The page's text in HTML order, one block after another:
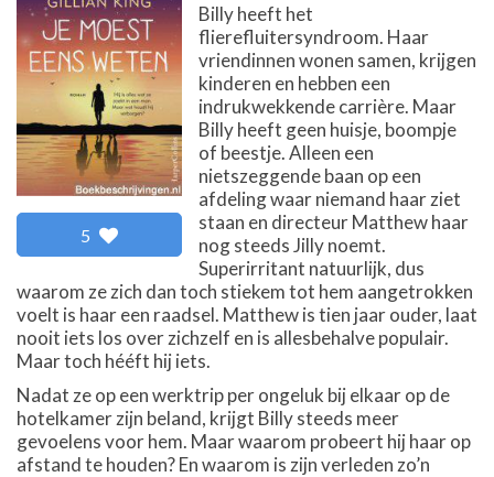
5
Billy heeft het
flierefluitersyndroom. Haar
vriendinnen wonen samen, krijgen
kinderen en hebben een
indrukwekkende carrière. Maar
Billy heeft geen huisje, boompje
of beestje. Alleen een
nietszeggende baan op een
afdeling waar niemand haar ziet
staan en directeur Matthew haar
nog steeds Jilly noemt.
Superirritant natuurlijk, dus
waarom ze zich dan toch stiekem tot hem aangetrokken
voelt is haar een raadsel. Matthew is tien jaar ouder, laat
nooit iets los over zichzelf en is allesbehalve populair.
Maar toch hééft hij iets.
Nadat ze op een werktrip per ongeluk bij elkaar op de
hotelkamer zijn beland, krijgt Billy steeds meer
gevoelens voor hem. Maar waarom probeert hij haar op
afstand te houden? En waarom is zijn verleden zo’n